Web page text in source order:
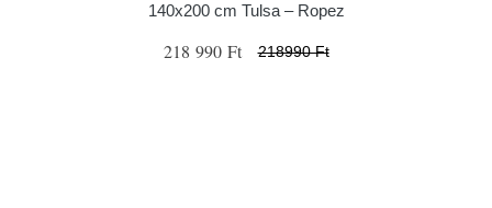
140x200 cm Tulsa – Ropez
218 990 Ft 218990 Ft